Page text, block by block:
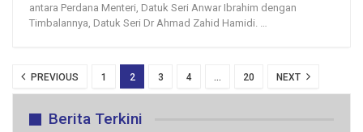
antara Perdana Menteri, Datuk Seri Anwar Ibrahim dengan
Timbalannya, Datuk Seri Dr Ahmad Zahid Hamidi. …
PREVIOUS 1 2 3 4 … 20 NEXT
Berita Terkini